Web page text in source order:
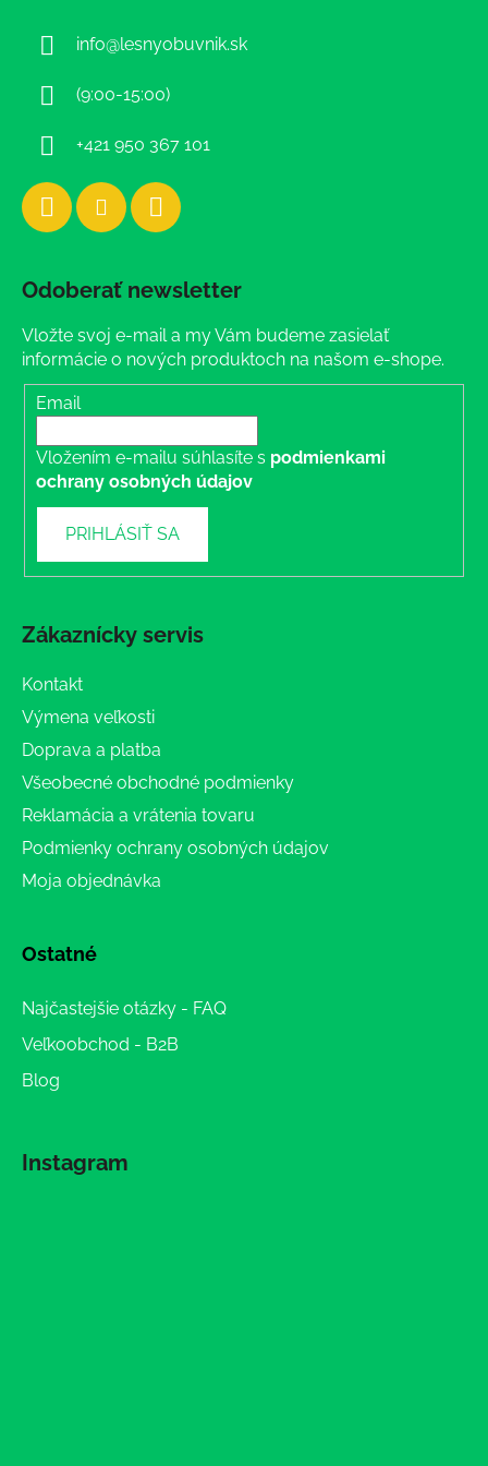
info@lesnyobuvnik.sk
(9:00-15:00)
+421 950 367 101
Odoberať newsletter
Vložte svoj e-mail a my Vám budeme zasielať
informácie o nových produktoch na našom e-shope.
Email
Vložením e-mailu súhlasíte s podmienkami
ochrany osobných údajov
PRIHLÁSIŤ SA
Zákaznícky servis
Kontakt
Výmena veľkosti
Doprava a platba
Všeobecné obchodné podmienky
Reklamácia a vrátenia tovaru
Podmienky ochrany osobných údajov
Moja objednávka
Ostatné
Najčastejšie otázky - FAQ
Veľkoobchod - B2B
Blog
Instagram